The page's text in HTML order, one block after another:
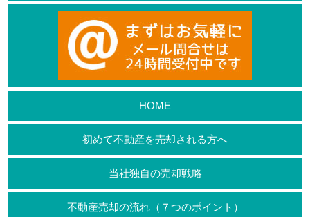
HOME
初めて不動産を売却される方へ
当社独自の売却戦略
不動産売却の流れ（７つのポイント）